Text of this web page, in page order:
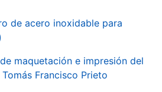
de acero inoxidable para
maquetación e impresión del
Francisco Prieto